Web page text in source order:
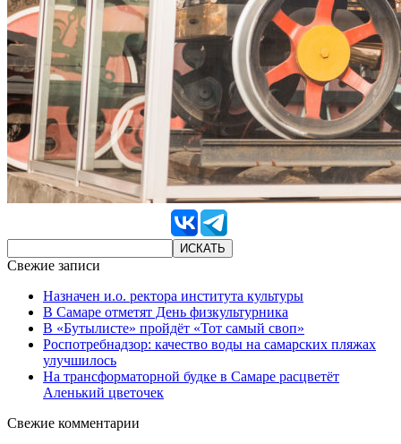
Свежие записи
Назначен и.о. ректора института культуры
В Самаре отметят День физкультурника
В «Бутылисте» пройдёт «Тот самый своп»
Роспотребнадзор: качество воды на самарских пляжах
улучшилось
На трансформаторной будке в Самаре расцветёт
Аленький цветочек
Свежие комментарии